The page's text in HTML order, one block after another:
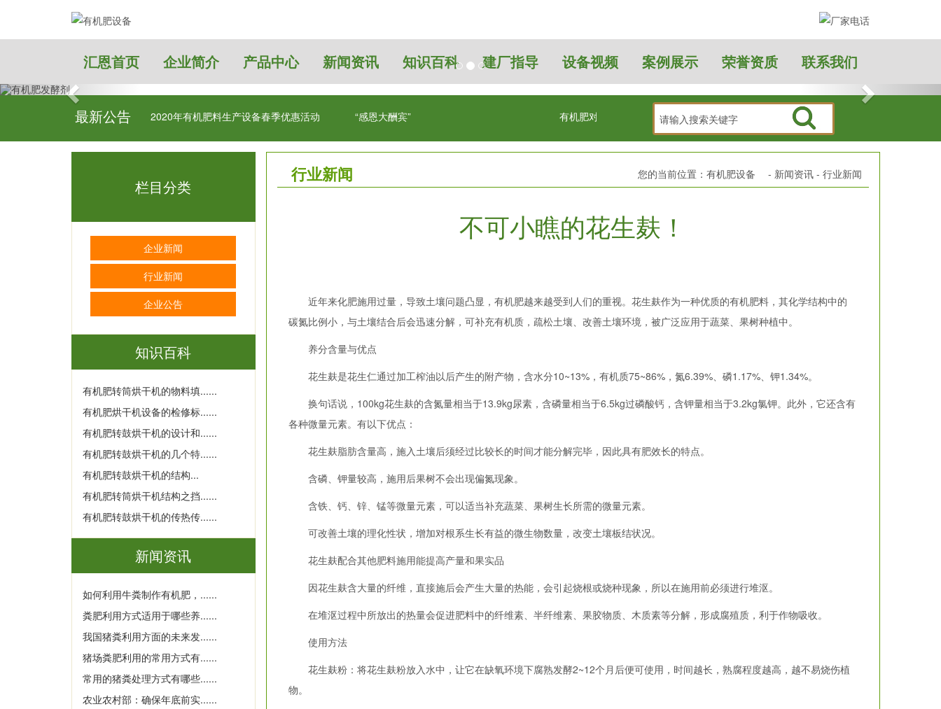
汇恩首页 企业简介 产品中心 新闻资讯 知识百科 建厂指导 设备视频 案例展示 荣誉资质 联系我们
最新公告 2020年有机肥料生产设备春季优惠活动 “感恩大酬宾” 有机肥对农业的7大贡献！ 有机肥设备找汇恩，您的理性选择。
栏目分类
企业新闻
行业新闻
企业公告
知识百科
有机肥转筒烘干机的物料填......
有机肥烘干机设备的检修标......
有机肥转鼓烘干机的设计和......
有机肥转鼓烘干机的几个特......
有机肥转鼓烘干机的结构...
有机肥转筒烘干机结构之挡......
有机肥转鼓烘干机的传热传......
新闻资讯
如何利用牛粪制作有机肥，......
粪肥利用方式适用于哪些养......
我国猪粪利用方面的未来发......
猪场粪肥利用的常用方式有......
常用的猪粪处理方式有哪些......
农业农村部：确保年底前实......
行业新闻 您的当前位置： 有机肥设备 - 新闻资讯 - 行业新闻
不可小瞧的花生麸！
近年来化肥施用过量，导致土壤问题凸显，有机肥越来越受到人们的重视。花生麸作为一种优质的有机肥料，其化学结构中的
碳氮比例小，与土壤结合后会迅速分解，可补充有机质，疏松土壤、改善土壤环境，被广泛应用于蔬菜、果树种植中。
养分含量与优点
花生麸是花生仁通过加工榨油以后产生的附产物，含水分10~13%，有机质75~86%，氮6.39%、磷1.17%、钾1.34%。
换句话说，100kg花生麸的含氮量相当于13.9kg尿素，含磷量相当于6.5kg过磷酸钙，含钾量相当于3.2kg氯钾。此外，它还含有
各种微量元素。有以下优点：
花生麸脂肪含量高，施入土壤后须经过比较长的时间才能分解完毕，因此具有肥效长的特点。
含磷、钾量较高，施用后果树不会出现偏氮现象。
含铁、钙、锌、锰等微量元素，可以适当补充蔬菜、果树生长所需的微量元素。
可改善土壤的理化性状，增加对根系生长有益的微生物数量，改变土壤板结状况。
花生麸配合其他肥料施用能提高产量和果实品
因花生麸含大量的纤维，直接施后会产生大量的热能，会引起烧根或烧种现象，所以在施用前必须进行堆沤。
在堆沤过程中所放出的热量会促进肥料中的纤维素、半纤维素、果胶物质、木质素等分解，形成腐殖质，利于作物吸收。
使用方法
花生麸粉：将花生麸粉放入水中，让它在缺氧环境下腐熟发酵2~12个月后便可使用，时间越长，熟腐程度越高，越不易烧伤植
物。